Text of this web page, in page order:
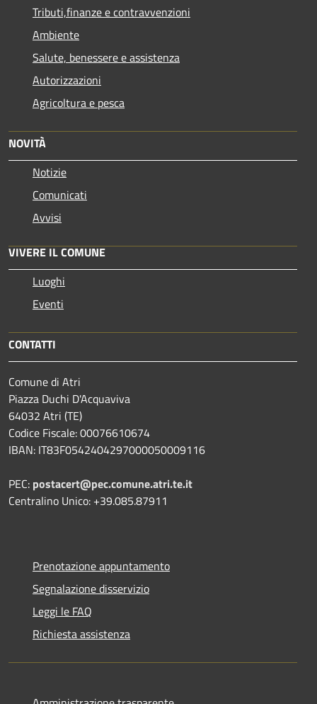
Tributi,finanze e contravvenzioni
Ambiente
Salute, benessere e assistenza
Autorizzazioni
Agricoltura e pesca
NOVITÀ
Notizie
Comunicati
Avvisi
VIVERE IL COMUNE
Luoghi
Eventi
CONTATTI
Comune di Atri
Piazza Duchi D'Acquaviva
64032 Atri (TE)
Codice Fiscale: 00076610674
IBAN: IT83F0542404297000050009116
PEC: postacert@pec.comune.atri.te.it
Centralino Unico: +39.085.87911
Prenotazione appuntamento
Segnalazione disservizio
Leggi le FAQ
Richiesta assistenza